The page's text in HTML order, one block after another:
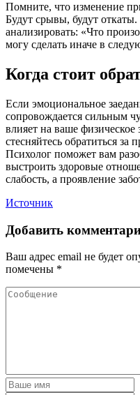
Помните, что изменение
Будут срывы, будут
анализировать: «Что
могу сделать иначе в
Когда стоит
Если эмоциональное
сопровождается сильным
влияет на ваше
стесняйтесь обратиться
Психолог поможет вам
выстроить здоровые
слабость, а проявление
Источник
Добавить
Ваш адрес email не будет
помечены *